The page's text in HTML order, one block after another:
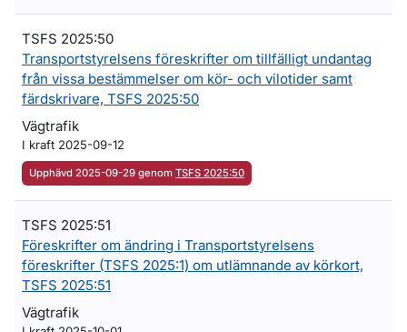
TSFS 2025:50
Transportstyrelsens föreskrifter om tillfälligt undantag
från vissa bestämmelser om kör- och vilotider samt
färdskrivare, TSFS 2025:50
Vägtrafik
I kraft 2025-09-12
Upphävd 2025-09-29 genom TSFS 2025:50
TSFS 2025:51
Föreskrifter om ändring i Transportstyrelsens
föreskrifter (TSFS 2025:1) om utlämnande av körkort,
TSFS 2025:51
Vägtrafik